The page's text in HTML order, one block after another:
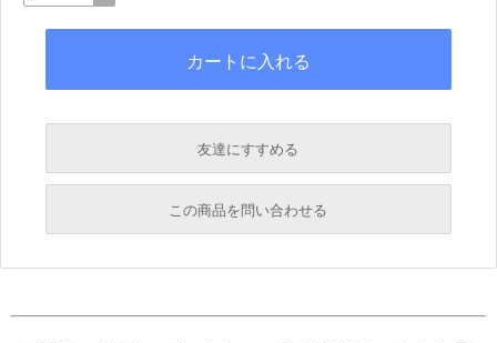
友達にすすめる
必須
この商品を問い合わせる